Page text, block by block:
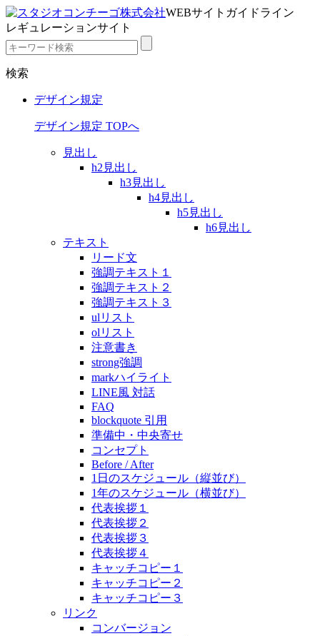
WEBサイトガイドライン
レギュレーションサイト
検索
デザイン規定
デザイン規定 TOPへ
見出し
h2見出し
h3見出し
h4見出し
h5見出し
h6見出し
テキスト
リード文
強調テキスト１
強調テキスト２
強調テキスト３
ulリスト
olリスト
注意書き
strong強調
markハイライト
LINE風 対話
FAQ
blockquote 引用
準備中・中央寄せ
コンセプト
Before / After
1日のスケジュール（縦並び）
1年のスケジュール（横並び）
代表挨拶１
代表挨拶２
代表挨拶３
代表挨拶４
キャッチコピー１
キャッチコピー２
キャッチコピー３
リンク
コンバージョン